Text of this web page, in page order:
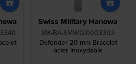
Swiss Military Hanowa
SM-BA-SMWGI0003302
Defender 20 mm Bracelet
acier Inoxydable